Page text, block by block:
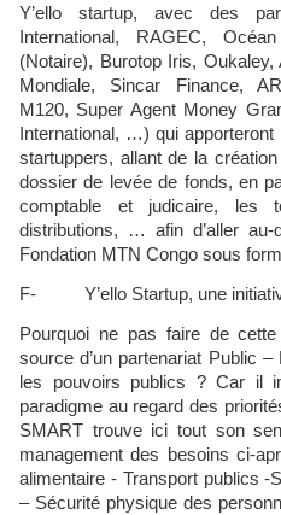
Y’ello startup, avec des
International, RAGEC,
(Notaire), Burotop Iris,
Mondiale, Sincar Finance,
M120, Super Agent Money
International, …) qui
startuppers, allant de la
dossier de levée de fonds, en
comptable et judicaire, les
distributions, … afin d’aller
Fondation MTN Congo sous
F- Y’ello Startup, une
Pourquoi ne pas faire de
source d’un partenariat Public
les pouvoirs publics ? Car il
paradigme au regard des
SMART trouve ici tout son
management des besoins ci-
alimentaire - Transport publics -
– Sécurité physique des